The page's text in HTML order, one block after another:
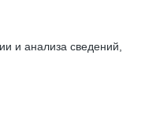
и анализа сведений,